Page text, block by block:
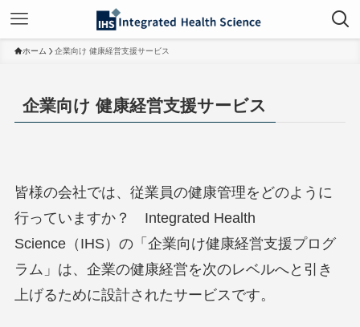
ホーム 企業向け 健康経営支援サービス
企業向け 健康経営支援サービス
皆様の会社では、従業員の健康管理をどのように
行っていますか？ Integrated Health
Science（IHS）の「企業向け健康経営支援プログ
ラム」は、企業の健康経営を次のレベルへと引き
上げるために設計されたサービスです。